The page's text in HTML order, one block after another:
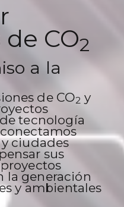
CO2
a la
de CO2 y
tecnología
y ciudades
sus
la generación
y ambientales